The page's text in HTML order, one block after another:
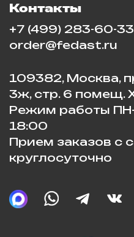
Контакты
+7 (499) 283-60-33
order@fedast.ru
109382, Москва,
3ж, стр. 6 помещ.
Режим работы
18:00
Прием заказов с
круглосуточно